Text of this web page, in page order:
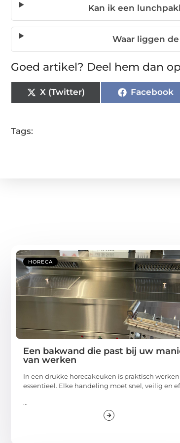
Kan ik een
Waar liggen
Goed artikel? Deel hem dan
X (Twitter) Facebook
Tags:
HORECA
Een bakwand die past bij uw
van werken
In een drukke horecakeuken is praktisch werken
essentieel. Elke handeling moet snel, veilig en
...